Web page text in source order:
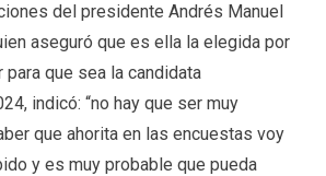
del presidente Andrés Manuel
aseguró que es ella la elegida por
que sea la candidata
indicó: “no hay que ser muy
que ahorita en las encuestas voy
y es muy probable que pueda